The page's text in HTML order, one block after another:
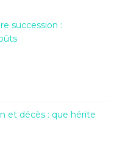
succession :
et décès : que hérite